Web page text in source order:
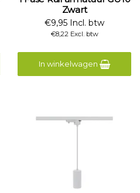
Zwart
€9,95 Incl. btw
€8,22 Excl. btw
In winkelwagen